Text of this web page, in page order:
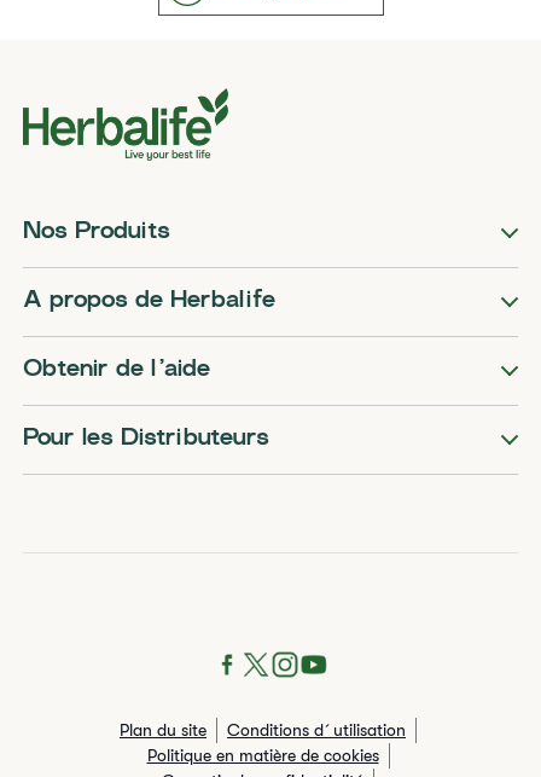
Nos Produits
A propos de Herbalife
Obtenir de l’aide
Pour les Distributeurs
Plan du site
Conditions d´utilisation
Politique en matière de cookies